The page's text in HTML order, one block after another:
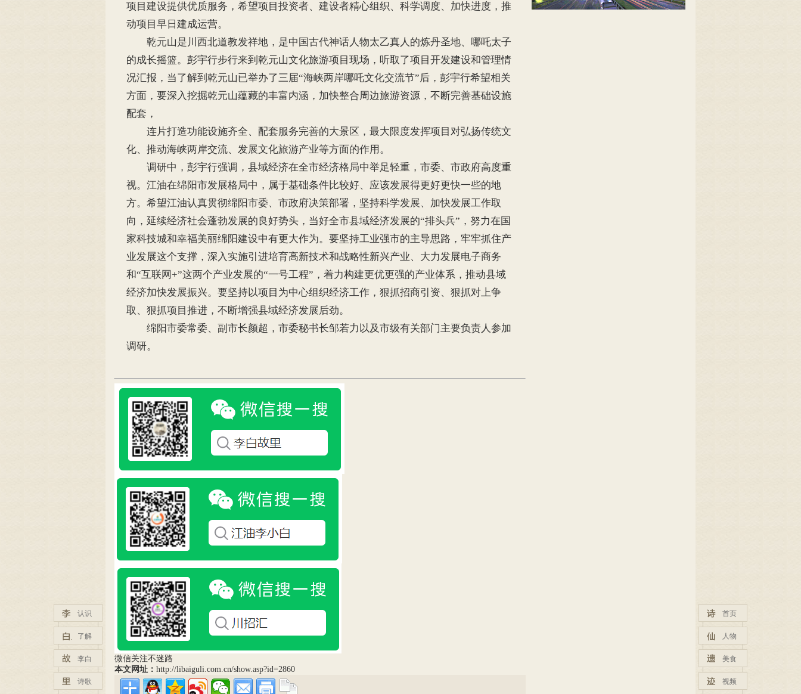
认识
了解
李白
诗歌
首页
人物
美食
视频
项目建设提供优质服务，希望项目投资者、建设者精心组织、科学调度、加快进度，推
动项目早日建成运营。
乾元山是川西北道教发祥地，是中国古代神话人物太乙真人的炼丹圣地、哪吒太子
的成长摇篮。彭宇行步行来到乾元山文化旅游项目现场，听取了项目开发建设和管理情
况汇报，当了解到乾元山已举办了三届“海峡两岸哪吒文化交流节”后，彭宇行希望相关
方面，要深入挖掘乾元山蕴藏的丰富内涵，加快整合周边旅游资源，不断完善基础设施
配套，
连片打造功能设施齐全、配套服务完善的大景区，最大限度发挥项目对弘扬传统文
化、推动海峡两岸交流、发展文化旅游产业等方面的作用。
调研中，彭宇行强调，县域经济在全市经济格局中举足轻重，市委、市政府高度重
视。江油在绵阳市发展格局中，属于基础条件比较好、应该发展得更好更快一些的地
方。希望江油认真贯彻绵阳市委、市政府决策部署，坚持科学发展、加快发展工作取
向，延续经济社会蓬勃发展的良好势头，当好全市县域经济发展的“排头兵”，努力在国
家科技城和幸福美丽绵阳建设中有更大作为。要坚持工业强市的主导思路，牢牢抓住产
业发展这个支撑，深入实施引进培育高新技术和战略性新兴产业、大力发展电子商务
和“互联网+”这两个产业发展的“一号工程”，着力构建更优更强的产业体系，推动县域
经济加快发展振兴。要坚持以项目为中心组织经济工作，狠抓招商引资、狠抓对上争
取、狠抓项目推进，不断增强县域经济发展后劲。
绵阳市委常委、副市长颜超，市委秘书长邹若力以及市级有关部门主要负责人参加
调研。
微信关注不迷路
本文网址： http://libaiguli.com.cn/show.asp?id=2860